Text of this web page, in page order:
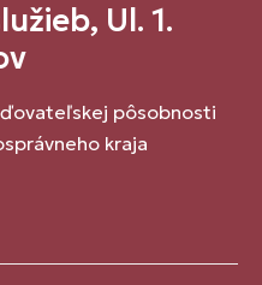
Ul. 1.
pôsobnosti
kraja